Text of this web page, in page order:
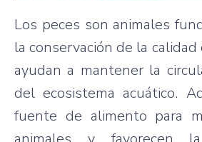
Los peces son animales
la conservación de la
ayudan a mantener la
del ecosistema acuático.
fuente de alimento para